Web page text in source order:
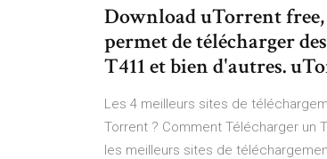
Download uTorrent
permet de télécharger
T411 et bien d'autres.
Les 4 meilleurs sites de
Torrent ? Comment Télécharger un
les meilleurs sites de